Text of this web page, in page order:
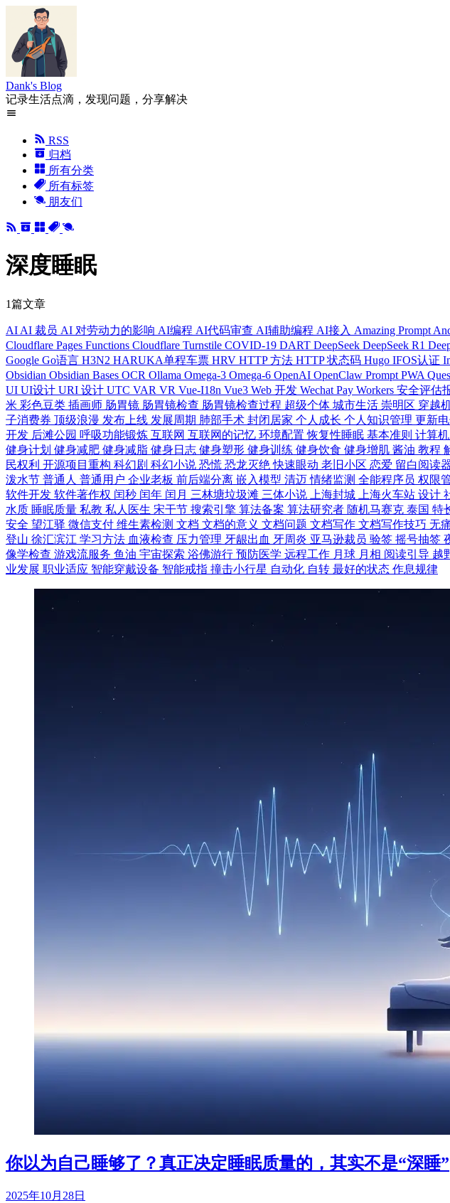
Dank's Blog
记录生活点滴，发现问题，分享解决
RSS
归档
所有分类
所有标签
朋友们
深度睡眠
1篇文章
AI AI 裁员 AI 对劳动力的影响 AI编程 AI代码审查 AI辅助编程 AI接入 Amazing Prompt
Cloudflare Pages Functions Cloudflare Turnstile COVID-19 DART DeepSeek DeepSeek R1
Google Go语言 H3N2 HARUKA单程车票 HRV HTTP 方法 HTTP 状态码 Hugo IFOS认证
Obsidian Obsidian Bases OCR Ollama Omega-3 Omega-6 OpenAI OpenClaw Prompt PWA
UI UI设计 URI 设计 UTC VAR VR Vue-I18n Vue3 Web 开发 Wechat Pay Workers 安全评估
米 彩色豆类 插画师 肠胃镜 肠胃镜检查 肠胃镜检查过程 超级个体 城市生活 崇明区 穿越
子消费券 顶级浪漫 发布上线 发展周期 肺部手术 封闭居家 个人成长 个人知识管理 更新
开发 后滩公园 呼吸功能锻炼 互联网 互联网的记忆 环境配置恢复性睡眠 基本准则 计算
健身计划 健身减肥 健身减脂 健身日志 健身塑形 健身训练 健身饮食 健身增肌 酱油 教程
民权利 开源项目重构 科幻剧 科幻小说 恐慌 恐龙灭绝快速眼动 老旧小区 恋爱 留白阅读
泼水节 普通人 普通用户 企业老板 前后端分离 嵌入模型 清迈情绪监测 全能程序员 权限
软件开发 软件著作权 闰秒 闰年 闰月 三林塘垃圾滩 三体小说 上海封城 上海火车站 设计
水质 睡眠质量 私教 私人医生 宋干节 搜索引擎 算法备案 算法研究者 随机马赛克 泰国 特
安全 望江驿 微信支付 维生素检测 文档 文档的意义 文档问题 文档写作 文档写作技巧 无
登山 徐汇滨江 学习方法 血液检查 压力管理 牙龈出血 牙周炎 亚马逊裁员 验签 摇号抽签
像学检查 游戏流服务 鱼油 宇宙探索 浴佛游行 预防医学 远程工作 月球 月相 阅读引导 越
业发展 职业适应 智能穿戴设备 智能戒指 撞击小行星 自动化 自转 最好的状态 作息规律
你以为自己睡够了？真正决定睡眠质量的，其实不是“深睡”
2025年10月28日